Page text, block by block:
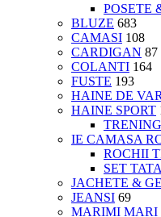
POSETE
BLUZE 683
CAMASI 108
CARDIGAN 87
COLANTI 164
FUSTE 193
HAINE DE
HAINE SPORT
TRENING
IE CAMASA
ROCHII
SET
JACHETE &
JEANSI 69
MARIMI MARI